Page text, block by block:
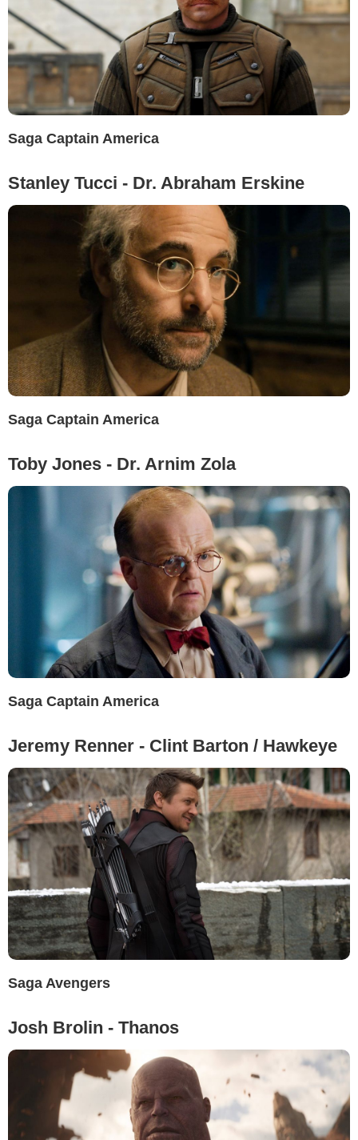
Saga Captain America
Stanley Tucci - Dr. Abraham Erskine
Saga Captain America
Toby Jones - Dr. Arnim Zola
Saga Captain America
Jeremy Renner - Clint Barton / Hawkeye
Saga Avengers
Josh Brolin - Thanos